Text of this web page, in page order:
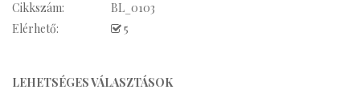
Cikkszám:
BL_0103
Elérhető:
5
LEHETSÉGES VÁLASZTÁSOK